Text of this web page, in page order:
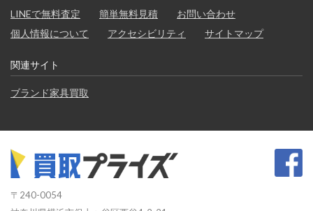
LINEで無料査定 簡単無料見積
お問い合わせ
個人情報について
アクセシビリティ サイトマップ
関連サイト
ブランド家具買取
〒240-0054